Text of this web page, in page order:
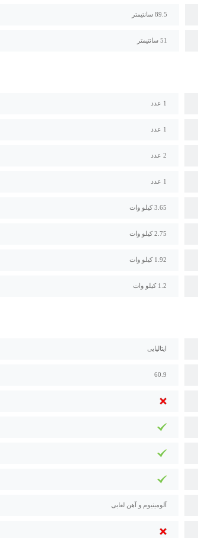
89.5 سانتیمتر
51 سانتیمتر
1 عدد
1 عدد
2 عدد
1 عدد
3.65 کیلو وات
2.75 کیلو وات
1.92 کیلو وات
1.2 کیلو وات
ایتالیایی
60.9
آلومینیوم و آهن لعابی